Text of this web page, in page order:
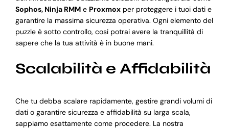
Sophos, Ninja RMMe Proxmoxper proteggere i tuoi dati e
garantire la massima sicurezza operativa. Ogni elemento del
puzzle è sotto controllo, così potrai avere la tranquillità di
sapere che la tua attività è in buone mani.
Scalabilità e Affidabilità
Che tu debba scalare rapidamente, gestire grandi volumi di
dati o garantire sicurezza e affidabilità su larga scala,
sappiamo esattamente come procedere. La nostra